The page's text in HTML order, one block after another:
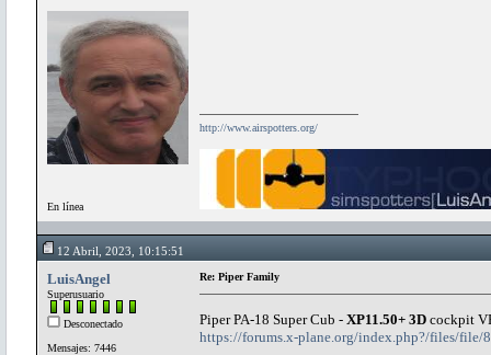
En línea
http://www.airspotters.org/
12 Abril, 2023, 10:15:51
LuisAngel
Superusuario
Desconectado
Mensajes: 7446
Re: Piper Family
Piper PA-18 Super Cub - XP11.50+ 3D cockpit
https://forums.x-plane.org/index.php?/files/file/